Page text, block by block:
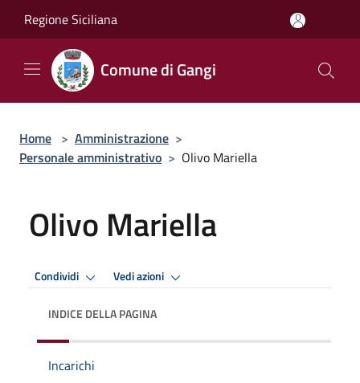
Regione Siciliana
Comune di Gangi
Home > Amministrazione >
Personale amministrativo > Olivo Mariella
Olivo Mariella
Condividi Vedi azioni
INDICE DELLA PAGINA
Incarichi